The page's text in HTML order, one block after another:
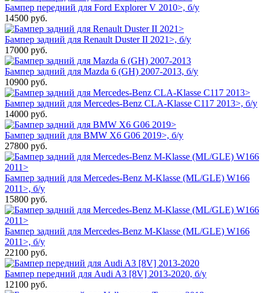
Бампер передний для Ford Explorer V 2010>, б/у
14500 руб.
Бампер задний для Renault Duster II 2021>, б/у
17000 руб.
Бампер задний для Mazda 6 (GH) 2007-2013, б/у
10900 руб.
Бампер задний для Mercedes-Benz CLA-Klasse C117 2013>, б/у
14000 руб.
Бампер задний для BMW X6 G06 2019>, б/у
27800 руб.
Бампер задний для Mercedes-Benz M-Klasse (ML/GLE) W166
2011>, б/у
15800 руб.
Бампер задний для Mercedes-Benz M-Klasse (ML/GLE) W166
2011>, б/у
22100 руб.
Бампер передний для Audi A3 [8V] 2013-2020, б/у
12100 руб.